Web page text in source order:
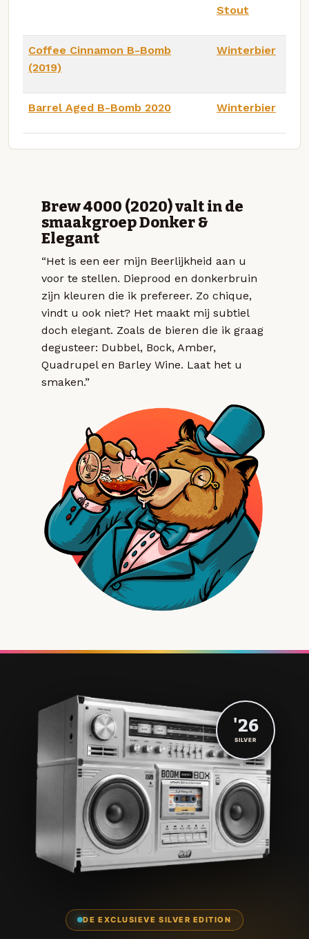
Stout
Coffee Cinnamon B-Bomb
(2019)
Winterbier
Barrel Aged B-Bomb 2020 Winterbier
Brew 4000 (2020) valt in de
smaakgroep Donker &
Elegant
“Het is een eer mijn Beerlijkheid aan u
voor te stellen. Dieprood en donkerbruin
zijn kleuren die ik prefereer. Zo chique,
vindt u ook niet? Het maakt mij subtiel
doch elegant. Zoals de bieren die ik graag
degusteer: Dubbel, Bock, Amber,
Quadrupel en Barley Wine. Laat het u
smaken.”
DE EXCLUSIEVE SILVER EDITION
'26
SILVER